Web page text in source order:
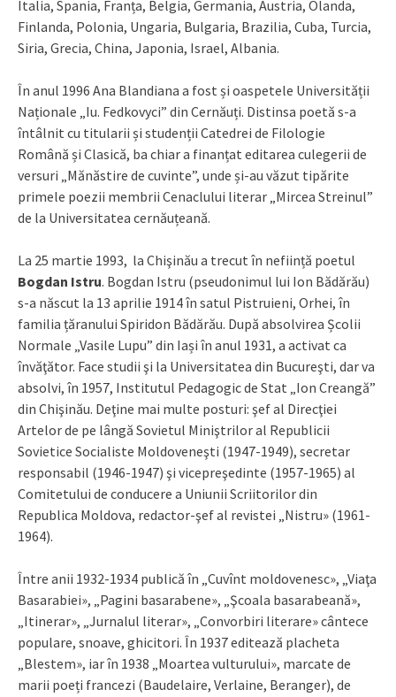
Italia, Spania, Franța, Belgia, Germania, Austria, Olanda,
Finlanda, Polonia, Ungaria, Bulgaria, Brazilia, Cuba, Turcia,
Siria, Grecia, China, Japonia, Israel, Albania.
În anul 1996 Ana Blandiana a fost și oaspetele Universității
Naționale „Iu. Fedkovyci” din Cernăuți. Distinsa poetă s-a
întâlnit cu titularii și studenții Catedrei de Filologie
Română și Clasică, ba chiar a finanțat editarea culegerii de
versuri „Mănăstire de cuvinte”, unde și-au văzut tipărite
primele poezii membrii Cenaclului literar „Mircea Streinul”
de la Universitatea cernăuțeană.
La 25 martie 1993, la Chişinău a trecut în neființă poetul
Bogdan Istru. Bogdan Istru (pseudonimul lui Ion Bădărău)
s-a născut la 13 aprilie 1914 în satul Pistruieni, Orhei, în
familia țăranului Spiridon Bădărău. După absolvirea Școlii
Normale „Vasile Lupu” din Iași în anul 1931, a activat ca
învăţător. Face studii şi la Universitatea din Bucureşti, dar va
absolvi, în 1957, Institutul Pedagogic de Stat „Ion Creangă”
din Chişinău. Deţine mai multe posturi: şef al Direcţiei
Artelor de pe lângă Sovietul Miniştrilor al Republicii
Sovietice Socialiste Moldoveneşti (1947-1949), secretar
responsabil (1946-1947) şi vicepreşedinte (1957-1965) al
Comitetului de conducere a Uniunii Scriitorilor din
Republica Moldova, redactor-şef al revistei „Nistru» (1961-
1964).
Între anii 1932-1934 publică în „Cuvînt moldovenesc», „Viaţa
Basarabiei», „Pagini basarabene», „Şcoala basarabeană»,
„Itinerar», „Jurnalul literar», „Convorbiri literare» cântece
populare, snoave, ghicitori. În 1937 editează placheta
„Blestem», iar în 1938 „Moartea vulturului», marcate de
marii poeți francezi (Baudelaire, Verlaine, Beranger), de